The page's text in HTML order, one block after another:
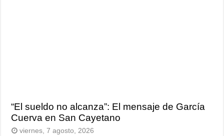
“El sueldo no alcanza”: El mensaje de García
Cuerva en San Cayetano
viernes, 7 agosto, 2026